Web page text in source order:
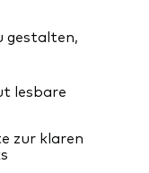
gestalten,
lesbare
zur klaren